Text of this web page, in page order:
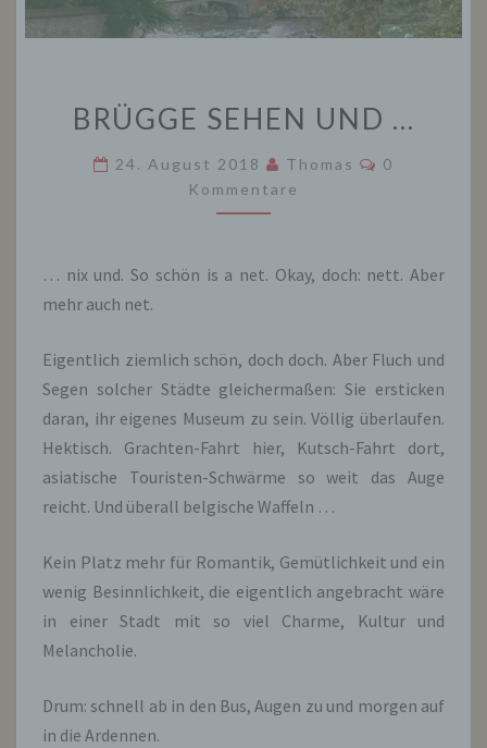
SEHEN
UND
…
BRÜGGE SEHEN UND …
24. August 2018 Thomas Kommentare
0
Kommentare
… nix und. So schön is a net. Okay, doch: nett. Aber
mehr auch net.
Eigentlich ziemlich schön, doch doch. Aber Fluch und
Segen solcher Städte gleichermaßen: Sie ersticken
daran, ihr eigenes Museum zu sein. Völlig überlaufen.
Hektisch. Grachten-Fahrt hier, Kutsch-Fahrt dort,
asiatische Touristen-Schwärme so weit das Auge
reicht. Und überall belgische Waffeln …
Kein Platz mehr für Romantik, Gemütlichkeit und ein
wenig Besinnlichkeit, die eigentlich angebracht wäre
in einer Stadt mit so viel Charme, Kultur und
Melancholie.
Drum: schnell ab in den Bus, Augen zu und morgen auf
in die Ardennen.